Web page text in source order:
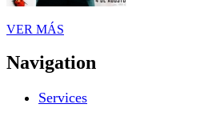
VER MÁS
Navigation
Services